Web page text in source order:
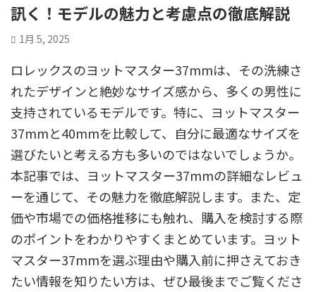
訊く！モデルの魅力と考慮点の徹底解説
1月 5, 2025
ロレックスのヨットマスター37mmは、その洗練さ
れたデザインと絶妙なサイズ感から、多くの男性に
支持されているモデルです。特に、ヨットマスター
37mmと40mmを比較して、自分に最適なサイズを
選びたいと考える方も多いのではないでしょうか。
本記事では、ヨットマスター37mmの詳細なレビュ
ーを通じて、その魅力を徹底解説します。また、定
価や市場での価格推移にも触れ、購入を検討する際
のポイントをわかりやすくまとめています。ヨット
マスター37mmを選ぶ理由や購入前に押さえておき
たい情報を知りたい方は、ぜひ最後までご覧くださ